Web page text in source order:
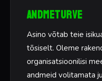
Andmeturve
Asino võtab teie
tõsiselt. Oleme
organisatsioonilisi
andmeid volitamata